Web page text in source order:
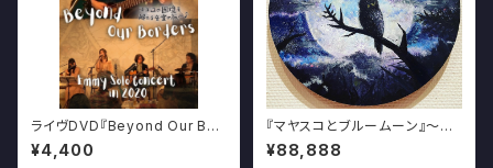
ライヴDVD『Beyond Our Bor
ders - ココロの国境を超える
音楽の旅へ - 』
¥4,400
『マヤスコとブルームーン』～奄
美の星空を描く写真・アート展～
¥88,888